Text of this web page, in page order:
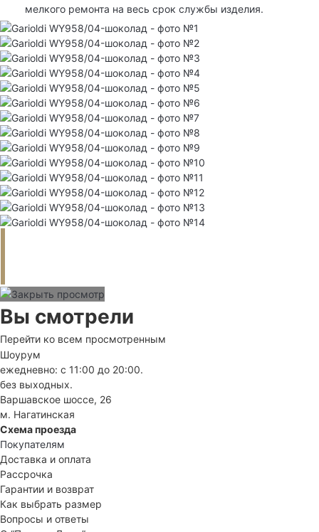
мелкого ремонта на весь срок службы изделия.
Вы смотрели
Перейти ко всем просмотренным
Шоурум
ежедневно: с 11:00 до 20:00.
без выходных.
Варшавское шоссе, 26
м. Нагатинская
Схема проезда
Покупателям
Доставка и оплата
Рассрочка
Гарантии и возврат
Как выбрать размер
Вопросы и ответы